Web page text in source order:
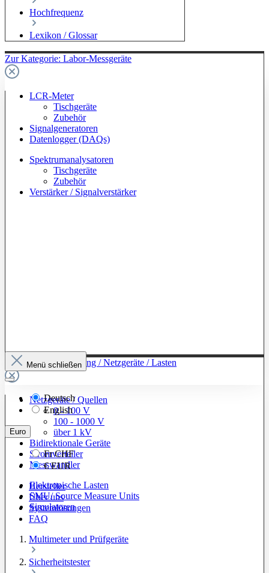
Hochfrequenz
Lexikon / Glossar
Zur Kategorie: Labor-Messgeräte
LCR-Meter
Tischgeräte
Zubehör
Signalgeneratoren
Datenlogger (DAQs)
Spektrumanalysatoren
Tischgeräte
Zubehör
Verstärker / Signalverstärker
Zur Kategorie: Leistung / Netzgeräte / Lasten
Netzgeräte / Quellen
0 - 100 V
100 - 1000 V
über 1 kV
Bidirektionale Geräte
Stromverteiler
Messwandler
Elektronische Lasten
SMU/ Source Measure Units
Simulatoren
Menü schließen
Deutsch
English
Euro
FrCHF
€EUR
Hersteller
Über uns
Systemlösungen
FAQ
Multimeter und Prüfgeräte
Sicherheitstester